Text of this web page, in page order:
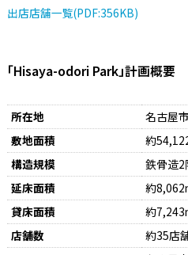
出店店舗一覧(PDF:356KB)
「Hisaya-odori Park」計画概要
所在地
名古屋
敷地面積
約
構造規模
鉄骨造2
延床面積
約
貸床面積
約
店舗数
約35店